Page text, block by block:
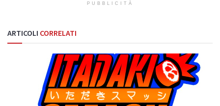
PUBBLICITÀ
ARTICOLI CORRELATI